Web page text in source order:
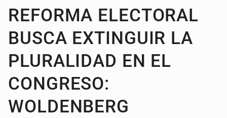
REFORMA ELECTORAL
BUSCA EXTINGUIR LA
PLURALIDAD EN EL
CONGRESO:
WOLDENBERG